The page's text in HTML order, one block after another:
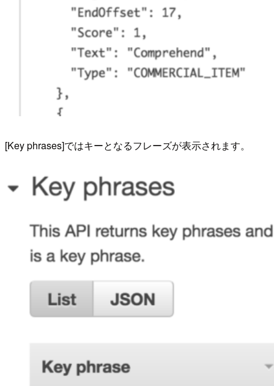
[Key phrases]ではキーとなるフレーズが表示されます。